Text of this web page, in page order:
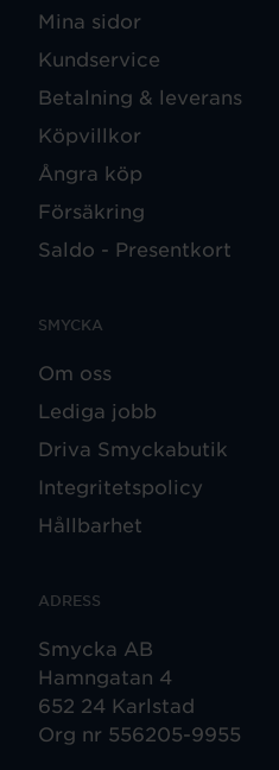
Mina sidor
Kundservice
Betalning & leverans
Köpvillkor
Ångra köp
Försäkring
Saldo - Presentkort
SMYCKA
Om oss
Lediga jobb
Driva Smyckabutik
Integritetspolicy
Hållbarhet
ADRESS
Smycka AB
Hamngatan 4
652 24 Karlstad
Org nr 556205-9955